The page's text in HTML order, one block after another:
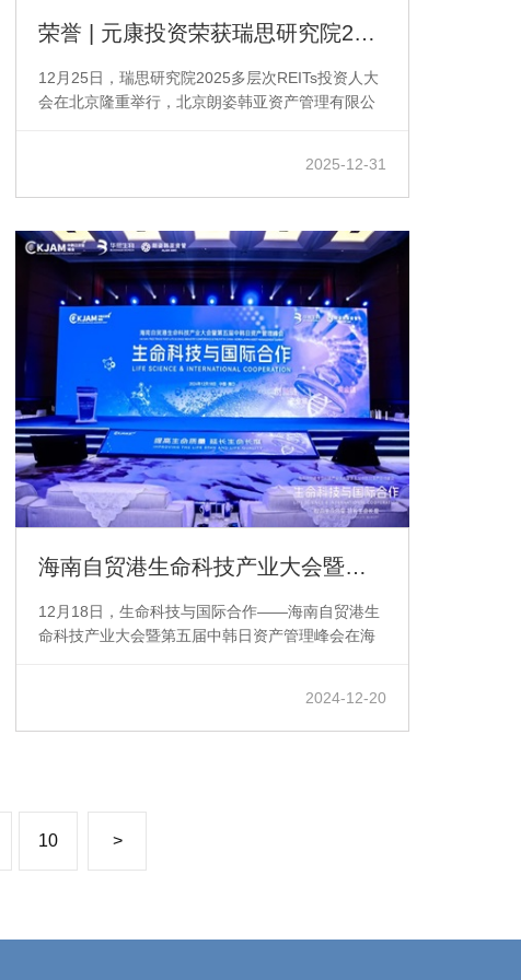
荣誉 | 元康投资荣获瑞思研究院2025年度REITs优秀创新机构大奖
12月25日，瑞思研究院2025多层次REITs投资人大
会在北京隆重举行，北京朗姿韩亚资产管理有限公
REITs投资领域的持续探索与实践，荣获2025年度
优秀创新机构大奖...
2025-12-31
海南自贸港生命科技产业大会暨第五届中韩日资产管理峰会圆满落幕
12月18日，生命科技与国际合作——海南自贸港生
命科技产业大会暨第五届中韩日资产管理峰会在海
融集团、日本三井住友信托集团、海口国家高新区
管委会协办。
2024-12-20
10 >